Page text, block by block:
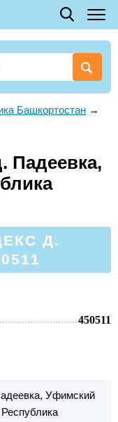
Башкортостан →
Падеевка,
Д.
450511
Уфимский
Республика